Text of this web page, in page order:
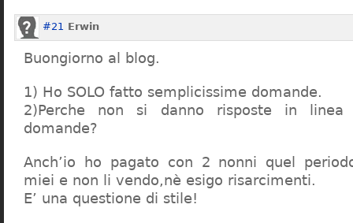
#21 Erwin
Buongiorno al blog.
1) Ho SOLO fatto semplicissime domande.
2)Perche non si danno risposte in
domande?
Anch’io ho pagato con 2 nonni quel
miei e non li vendo,nè esigo risarcimenti.
E’ una questione di stile!